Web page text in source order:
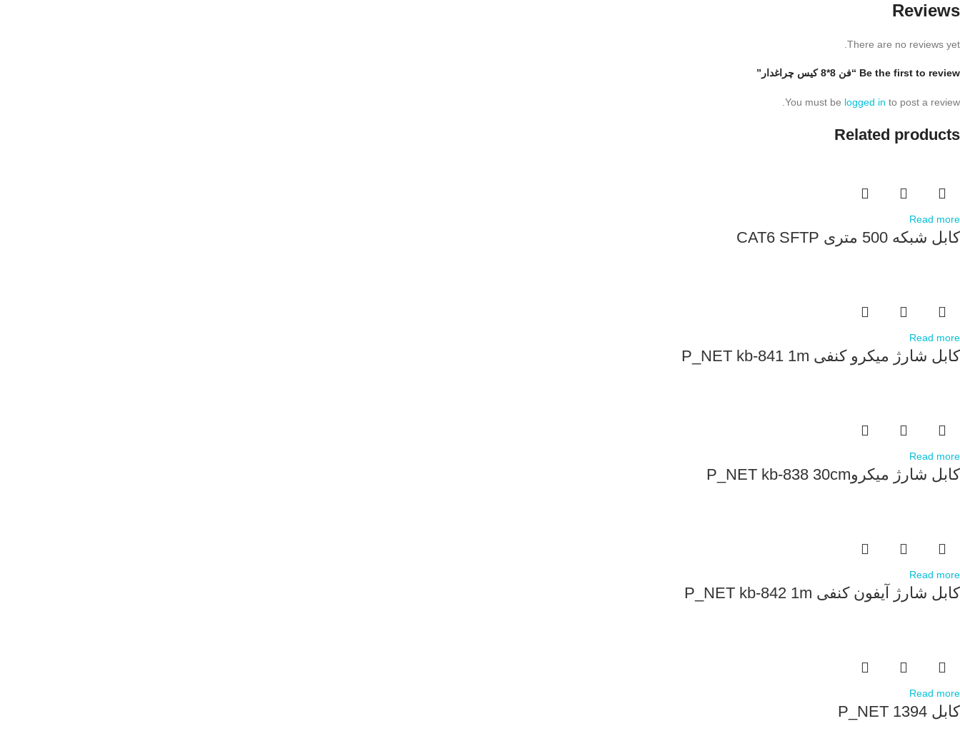
Reviews
There are no reviews yet.
Be the first to review “فن 8*8 کیس چراغدار”
You must be logged in to post a review.
Related products
Read more
کابل شبکه 500 متری CAT6 SFTP
Read more
کابل شارژ میکرو کنفی P_NET kb-841 1m
Read more
کابل شارژ میکروP_NET kb-838 30cm
Read more
کابل شارژ آیفون کنفی P_NET kb-842 1m
Read more
کابل P_NET 1394